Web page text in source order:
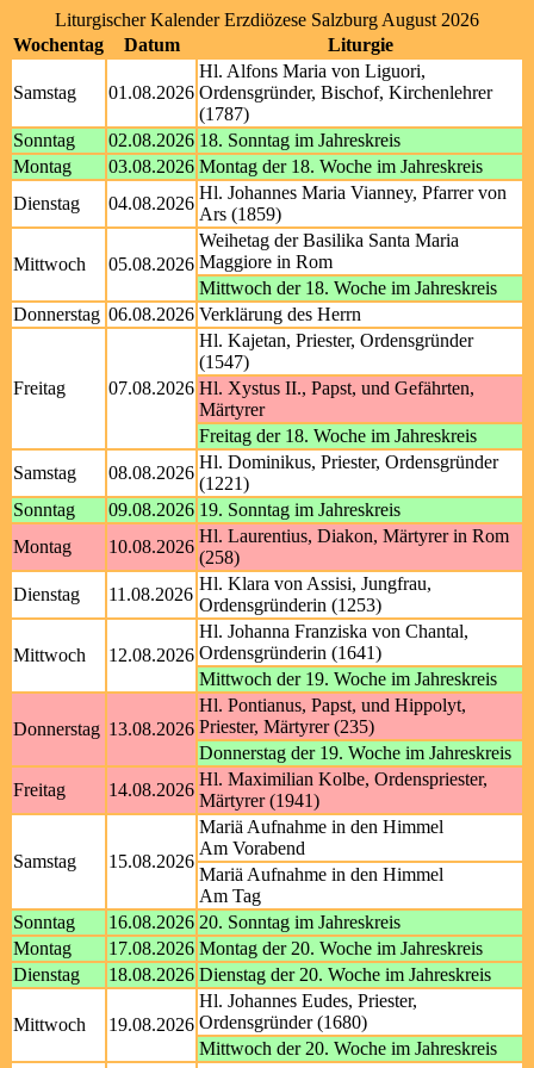
Liturgischer Kalender Erzdiözese Salzburg August 2026
Wochentag
Datum Liturgie
Samstag 01.08.2026
Hl. Alfons Maria von Liguori,
Ordensgründer, Bischof, Kirchenlehrer
(1787)
Sonntag
02.08.2026 18. Sonntag im Jahreskreis
Montag
03.08.2026 Montag der 18. Woche im Jahreskreis
Dienstag
04.08.2026
Hl. Johannes Maria Vianney, Pfarrer von
Ars (1859)
Mittwoch 05.08.2026
Weihetag der Basilika Santa Maria
Maggiore in Rom
Mittwoch der 18. Woche im Jahreskreis
Donnerstag 06.08.2026 Verklärung des Herrn
Freitag 07.08.2026
Hl. Kajetan, Priester, Ordensgründer
(1547)
Hl. Xystus II., Papst, und Gefährten,
Märtyrer
Freitag der 18. Woche im Jahreskreis
Samstag
08.08.2026
Hl. Dominikus, Priester, Ordensgründer
(1221)
Sonntag
09.08.2026 19. Sonntag im Jahreskreis
Montag
10.08.2026
Hl. Laurentius, Diakon, Märtyrer in Rom
(258)
Dienstag
11.08.2026
Hl. Klara von Assisi, Jungfrau,
Ordensgründerin (1253)
Mittwoch 12.08.2026
Hl. Johanna Franziska von Chantal,
Ordensgründerin (1641)
Mittwoch der 19. Woche im Jahreskreis
Donnerstag 13.08.2026
Hl. Pontianus, Papst, und Hippolyt,
Priester, Märtyrer (235)
Donnerstag der 19. Woche im Jahreskreis
Freitag
14.08.2026
Hl. Maximilian Kolbe, Ordenspriester,
Märtyrer (1941)
Samstag 15.08.2026
Mariä Aufnahme in den Himmel
Am Vorabend
Mariä Aufnahme in den Himmel
Am Tag
Sonntag
16.08.2026 20. Sonntag im Jahreskreis
Montag
17.08.2026 Montag der 20. Woche im Jahreskreis
Dienstag
18.08.2026 Dienstag der 20. Woche im Jahreskreis
Mittwoch 19.08.2026
Hl. Johannes Eudes, Priester,
Ordensgründer (1680)
Mittwoch der 20. Woche im Jahreskreis